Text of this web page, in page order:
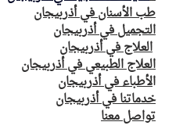
طب الأسنان في أذربيجان
التجميل في أذربيجان
العلاج في أذربيجان
العلاج الطبيعي في أذربيجان
الأطباء في أذربيجان
خدماتنا في أذربيجان
تواصل معنا